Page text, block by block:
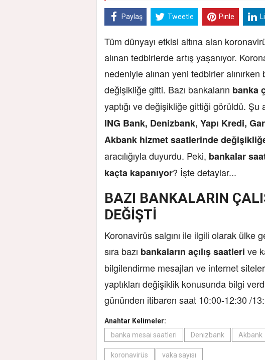
Paylaş Tweetle Pinle
Tüm dünyayı etkisi altına alan
alınan tedbirlerde artış yaşanıyor.
nedeniyle alınan yeni tedbirler
değişikliğe gitti. Bazı bankaların banka
yaptığı ve değişikliğe gittiği görüldü. Şu
ING Bank, Denizbank, Yapı Kredi,
Akbank hizmet saatlerinde
aracılığıyla duyurdu. Peki, bankalar
kaçta kapanıyor? İşte detaylar...
BAZI BANKALARIN
DEĞİŞTİ
Koronavirüs salgını ile ilgili olarak ülke
sıra bazı bankaların açılış saatleri ve
bilgilendirme mesajları ve internet
yaptıkları değişiklik konusunda bilgi
gününden itibaren saat 10:00-12:30 /
Anahtar Kelimeler:
banka mesai saatleri
Denizbank Akbank
koronavirüs vaka sayısı